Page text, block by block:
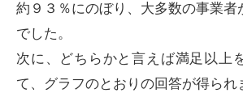
約９３％にのぼり、大多数の事業者
でした。
次に、どちらかと言えば満足以上
て、グラフのとおりの回答が得られ